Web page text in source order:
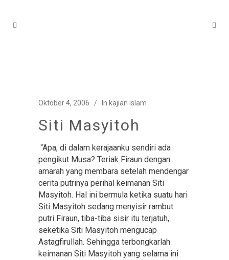
Oktober 4, 2006 In kajian islam
Siti Masyitoh
“Apa, di dalam kerajaanku sendiri ada
pengikut Musa? Teriak Firaun dengan
amarah yang membara setelah mendengar
cerita putrinya perihal keimanan Siti
Masyitoh. Hal ini bermula ketika suatu hari
Siti Masyitoh sedang menyisir rambut
putri Firaun, tiba-tiba sisir itu terjatuh,
seketika Siti Masyitoh mengucap
Astagfirullah. Sehingga terbongkarlah
keimanan Siti Masyitoh yang selama ini